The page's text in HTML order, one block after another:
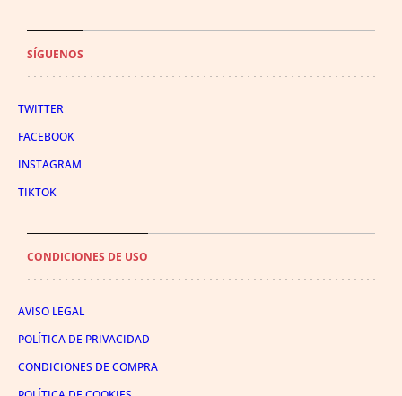
SÍGUENOS
TWITTER
FACEBOOK
INSTAGRAM
TIKTOK
CONDICIONES DE USO
AVISO LEGAL
POLÍTICA DE PRIVACIDAD
CONDICIONES DE COMPRA